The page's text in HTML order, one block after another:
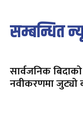
सम्बन्धित
सार्वजनिक
नवीकरणमा जुट्यो